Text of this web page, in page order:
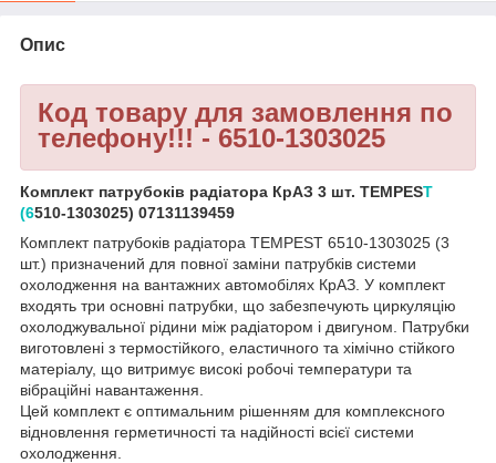
Опис
Код товару для замовлення по
телефону!!! - 6510-1303025
Комплект патрубоків радіатора КрАЗ 3 шт. TEMPEST
(6510-1303025) 07131139459
Комплект патрубоків радіатора TEMPEST 6510-1303025 (3
шт.) призначений для повної заміни патрубків системи
охолодження на вантажних автомобілях КрАЗ. У комплект
входять три основні патрубки, що забезпечують циркуляцію
охолоджувальної рідини між радіатором і двигуном. Патрубки
виготовлені з термостійкого, еластичного та хімічно стійкого
матеріалу, що витримує високі робочі температури та
вібраційні навантаження.
Цей комплект є оптимальним рішенням для комплексного
відновлення герметичності та надійності всієї системи
охолодження.